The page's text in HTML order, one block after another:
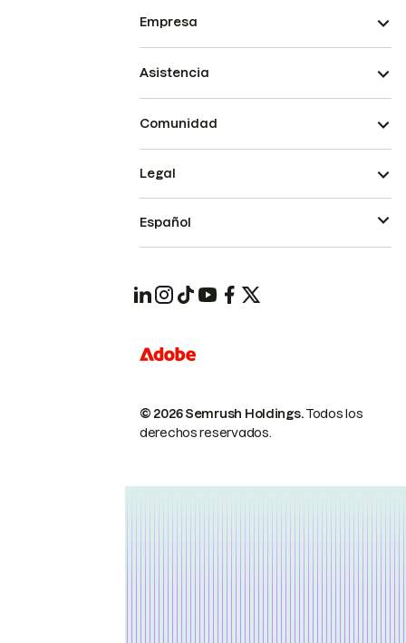
Empresa
Asistencia
Comunidad
© 2026 Semrush Holdings.Todos los
derechos reservados.
Legal
Español